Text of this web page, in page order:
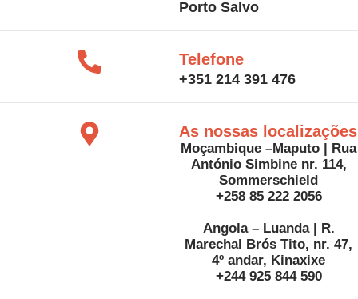
Porto Salvo
Telefone
+351 214 391 476
As nossas localizações
Moçambique –Maputo | Rua
António Simbine nr. 114,
Sommerschield
+258 85 222 2056
Angola – Luanda | R.
Marechal Brós Tito, nr. 47,
4º andar, Kinaxixe
+244 925 844 590